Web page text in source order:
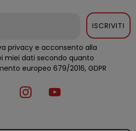
ISCRIVITI
privacy e acconsento alla
miei dati secondo quanto
stabilito dal regolamento europeo 679/2016, GDPR